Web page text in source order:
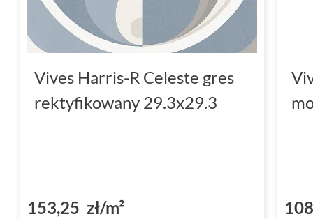
Vives Harris-R Celeste gres
rektyfikowany 29.3x29.3
153,25 zł/m²